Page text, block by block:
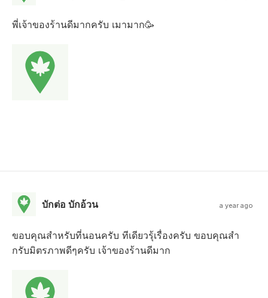
พี่เจ้าของร้านดีมากครับ เมามาก🥳
บักต่อ บักอ้วน a year ago
ขอบคุณสำหรับที่นอนครับ ทีเดียวรุ้เรื่องครับ ขอบคุณสำ
กรับมิตรภาพดีๆครับ เจ้าของร้านดีมาก